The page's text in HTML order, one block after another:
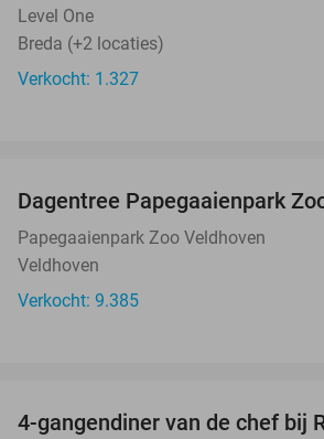
Level One
Breda (+2 locaties)
Verkocht: 1.327
Dagentree Papegaaienpark
Papegaaienpark Zoo Veldhoven
Veldhoven
Verkocht: 9.385
4-gangendiner van de chef bij